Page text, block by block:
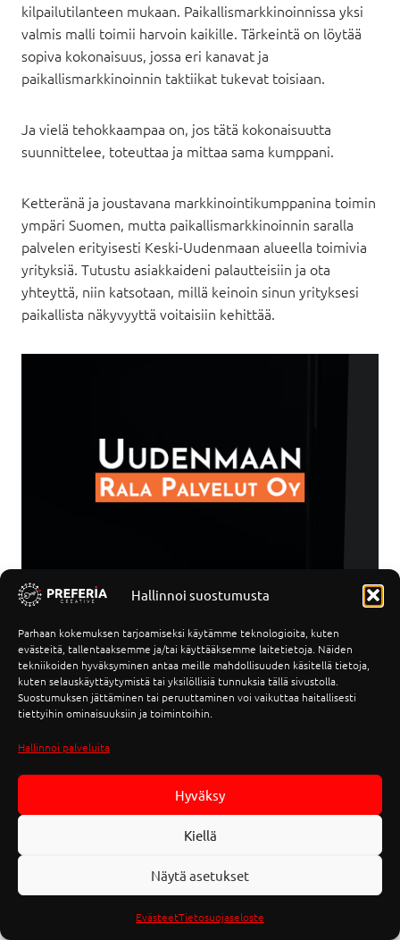
Hallinnoi suostumusta
Parhaan kokemuksen tarjoamiseksi käytämme teknologioita, kuten
evästeitä, tallentaaksemme ja/tai käyttääksemme laitetietoja. Näiden
tekniikoiden hyväksyminen antaa meille mahdollisuuden käsitellä tietoja,
kuten selauskäyttäytymistä tai yksilöllisiä tunnuksia tällä sivustolla.
Suostumuksen jättäminen tai peruuttaminen voi vaikuttaa haitallisesti
tiettyihin ominaisuuksiin ja toimintoihin.
Hallinnoi palveluita
Hyväksy
Kiellä
Näytä asetukset
EvästeetTietosuojaseloste
kilpailutilanteen mukaan. Paikallismarkkinoinnissa yksi
valmis malli toimii harvoin kaikille. Tärkeintä on löytää
sopiva kokonaisuus, jossa eri kanavat ja
paikallismarkkinoinnin taktiikat tukevat toisiaan.
Ja vielä tehokkaampaa on, jos tätä kokonaisuutta
suunnittelee, toteuttaa ja mittaa sama kumppani.
Ketteränä ja joustavana markkinointikumppanina toimin
ympäri Suomen, mutta paikallismarkkinoinnin saralla
palvelen erityisesti Keski-Uudenmaan alueella toimivia
yrityksiä. Tutustu asiakkaideni palautteisiin ja ota
yhteyttä, niin katsotaan, millä keinoin sinun yrityksesi
paikallista näkyvyyttä voitaisiin kehittää.
helpoksi, kun ei tarvitse
eri paikoista. Konsta
editoi ja vastaa
on kasvanut
saatiin verkkosivun
niitä tulee useita
on merkittävä.”
Palvelut
Joustavuus ja palveluiden
kaikkea meidän yhteistyön
Asiakaskuntamme on juuri
laajentunut huomattavasti
aloituksen jälkeen.”